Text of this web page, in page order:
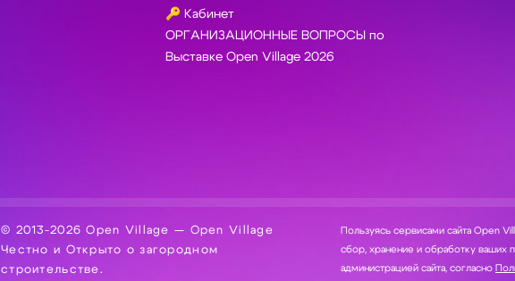
🔑 Кабинет
ОРГАНИЗАЦИОННЫЕ ВОПРОСЫ по
Выставке Open Village 2026
© 2013-2026 Open Village — Open Village
Честно и Открыто о загородном
строительстве.
Пользуясь сервисами сайта Open
сбор, хранение и обработку ваших персональных данных
администрацией сайта, согласно